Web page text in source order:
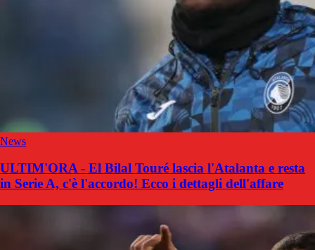
News
ULTIM'ORA - El Bilal Touré lascia l'Atalanta e resta
in Serie A, c'è l'accordo! Ecco i dettagli dell'affare